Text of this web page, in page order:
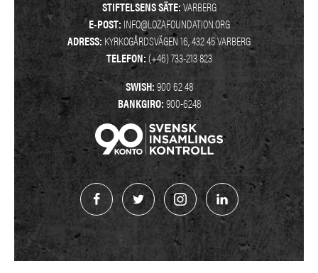
STIFTELSENS SÄTE:VARBERG
E-POST: INFO@LOZAFOUNDATION.ORG
ADRESS: KYRKOGÅRDSVÄGEN 16, 432 45 VARBERG
TELEFON:(+46) 733-213 823
SWISH:900 62 48
BANKGIRO:900-6248